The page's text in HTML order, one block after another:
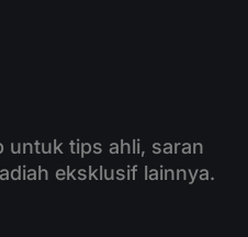
untuk tips ahli, saran
eksklusif lainnya.